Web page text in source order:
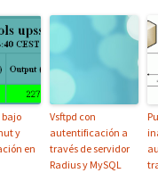
bajo
y
en
Vsftpd con
autentificación a
través de servidor
Radius y MySQL